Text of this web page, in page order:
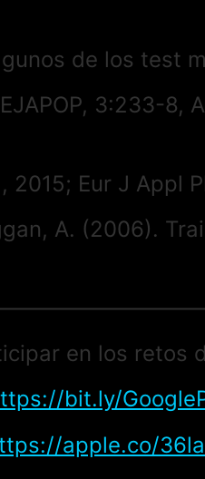
de los test
3:233-
2015; Eur J Appl
A. (2006).
en los retos
bit.ly/
apple.co/